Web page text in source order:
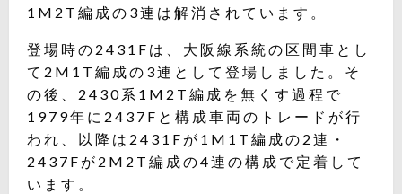
1M2T編成の3連は解消されています。
登場時の2431Fは、大阪線系統の区間車とし
て2M1T編成の3連として登場しました。そ
の後、2430系1M2T編成を無くす過程で
1979年に2437Fと構成車両のトレードが行
われ、以降は2431Fが1M1T編成の2連・
2437Fが2M2T編成の4連の構成で定着して
います。